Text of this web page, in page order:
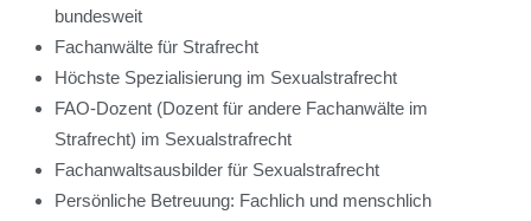
bundesweit
Fachanwälte für Strafrecht
Höchste Spezialisierung im Sexualstrafrecht
FAO-Dozent (Dozent für andere Fachanwälte im
Strafrecht) im Sexualstrafrecht
Fachanwaltsausbilder für Sexualstrafrecht
Persönliche Betreuung: Fachlich und menschlich